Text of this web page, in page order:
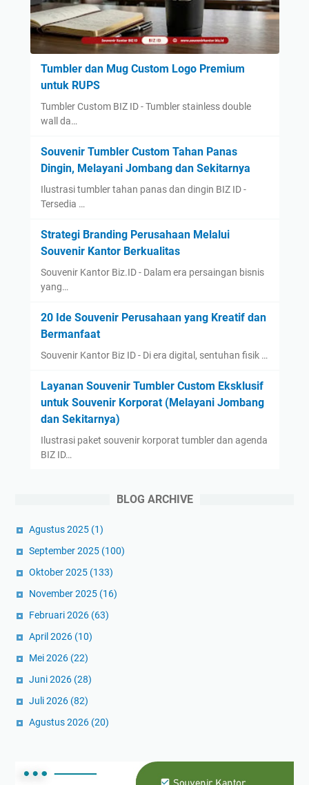
Tumbler dan Mug Custom Logo Premium
untuk RUPS
Tumbler Custom BIZ ID - Tumbler stainless double
wall da…
Souvenir Tumbler Custom Tahan Panas
Dingin, Melayani Jombang dan Sekitarnya
Ilustrasi tumbler tahan panas dan dingin BIZ ID -
Tersedia …
Strategi Branding Perusahaan Melalui
Souvenir Kantor Berkualitas
Souvenir Kantor Biz.ID - Dalam era persaingan bisnis
yang…
20 Ide Souvenir Perusahaan yang Kreatif dan
Bermanfaat
Souvenir Kantor Biz ID - Di era digital, sentuhan fisik …
Layanan Souvenir Tumbler Custom Eksklusif
untuk Souvenir Korporat (Melayani Jombang
dan Sekitarnya)
Ilustrasi paket souvenir korporat tumbler dan agenda
BIZ ID…
BLOG ARCHIVE
Agustus 2025 (1)
September 2025 (100)
Oktober 2025 (133)
November 2025 (16)
Februari 2026 (63)
April 2026 (10)
Mei 2026 (22)
Juni 2026 (28)
Juli 2026 (82)
Agustus 2026 (20)